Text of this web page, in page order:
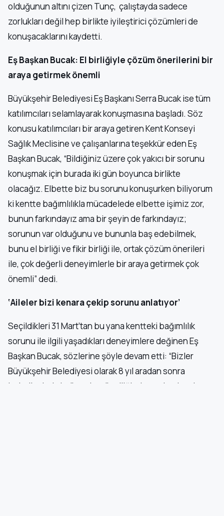
olduğunun altını çizen Tunç, çalıştayda sadece
zorlukları değil hep birlikte iyileştirici çözümleri de
konuşacaklarını kaydetti.
Eş Başkan Bucak: El birliğiyle çözüm önerilerini bir
araya getirmek önemli
Büyükşehir Belediyesi Eş Başkanı Serra Bucak ise tüm
katılımcıları selamlayarak konuşmasına başladı. Söz
konusu katılımcıları bir araya getiren Kent Konseyi
Sağlık Meclisine ve çalışanlarına teşekkür eden Eş
Başkan Bucak, “Bildiğiniz üzere çok yakıcı bir sorunu
konuşmak için burada iki gün boyunca birlikte
olacağız. Elbette biz bu sorunu konuşurken biliyorum
ki kentte bağımlılıkla mücadelede elbette işimiz zor,
bunun farkındayız ama bir şeyin de farkındayız;
sorunun var olduğunu ve bununla baş edebilmek,
bunu el birliği ve fikir birliği ile, ortak çözüm önerileri
ile, çok değerli deneyimlerle bir araya getirmek çok
önemli” dedi.
‘Aileler bizi kenara çekip sorunu anlatıyor’
Seçildikleri 31 Mart’tan bu yana kentteki bağımlılık
sorunu ile ilgili yaşadıkları deneyimlere değinen Eş
Başkan Bucak, sözlerine şöyle devam etti: “Bizler
Büyükşehir Belediyesi olarak 8 yıl aradan sonra
belediyelerin halkın olma özelliğinden yola çıkarak yaz